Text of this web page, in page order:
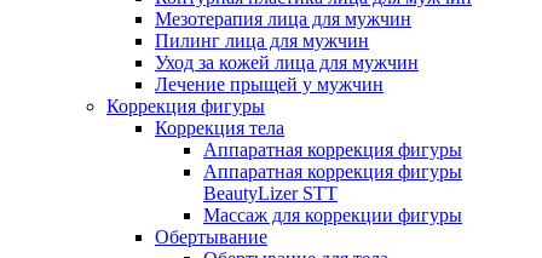
Мезотерапия лица для мужчин
Пилинг лица для мужчин
Уход за кожей лица для мужчин
Лечение прыщей у мужчин
Коррекция фигуры
Коррекция тела
Аппаратная коррекция фигуры
Аппаратная коррекция фигуры
BeautyLizer STT
Массаж для коррекции фигуры
Обертывание